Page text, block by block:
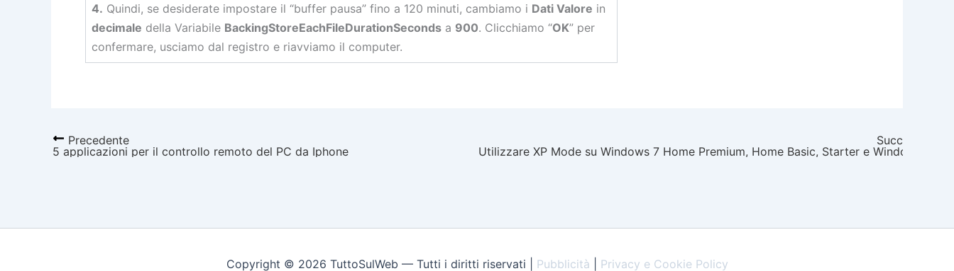
4. Quindi, se desiderate impostare il “buffer pausa” fino a 120 minuti, cambiamo i Dati Valore in
decimale della Variabile BackingStoreEachFileDurationSeconds a 900. Clicchiamo “OK” per
confermare, usciamo dal registro e riavviamo il computer.
Precedente
5 applicazioni per il controllo remoto del PC da Iphone
Successivo
Utilizzare XP Mode su Windows 7 Home Premium, Home Basic, Starter e Windows Vista
Copyright © 2026 TuttoSulWeb — Tutti i diritti riservati | Pubblicità Privacy e Cookie Policy